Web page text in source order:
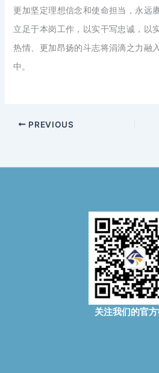
更加坚定理想信念和使命担当，永远
立足于本岗工作，以实干写忠诚，以
热情、更加昂扬的斗志将涓滴之力融
中。
PREVIOUS
关注我们的官